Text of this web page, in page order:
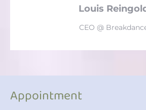
Louis
CEO @
Appointment